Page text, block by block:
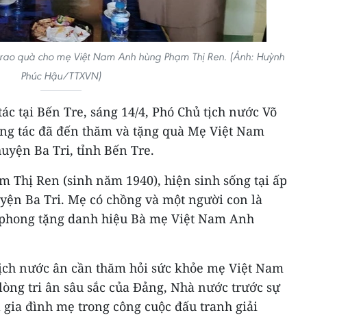
quà cho mẹ Việt Nam Anh hùng Phạm Thị Ren. (Ảnh: Huỳnh
Phúc Hậu/TTXVN)
tại Bến Tre, sáng 14/4, Phó Chủ tịch nước Võ
tác đã đến thăm và tặng quà Mẹ Việt Nam
Ba Tri, tỉnh Bến Tre.
Thị Ren (sinh năm 1940), hiện sinh sống tại ấp
Ba Tri. Mẹ có chồng và một người con là
tặng danh hiệu Bà mẹ Việt Nam Anh
nước ân cần thăm hỏi sức khỏe mẹ Việt Nam
tri ân sâu sắc của Đảng, Nhà nước trước sự
đình mẹ trong công cuộc đấu tranh giải